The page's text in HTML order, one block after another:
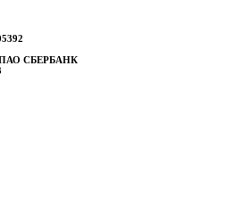
СБЕРБАНК